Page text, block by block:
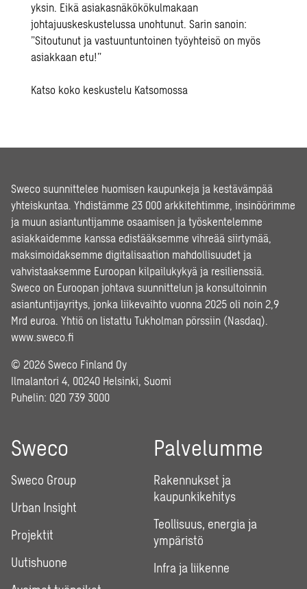
yksin. Eikä asiakasnäkökökulmakaan
johtajuuskeskustelussa unohtunut. Sarin sanoin:
”Sitoutunut ja vastuuntuntoinen työyhteisö on myös
asiakkaan etu!”
Katso koko keskustelu Katsomossa
Sweco suunnittelee huomisen kaupunkeja ja kestävämpää
yhteiskuntaa. Yhdistämme 23 000 arkkitehtimme, insinöörimme
ja muun asiantuntijamme osaamisen ja työskentelemme
asiakkaidemme kanssa edistääksemme vihreää siirtymää,
maksimoidaksemme digitalisaation mahdollisuudet ja
vahvistaaksemme Euroopan kilpailukykyä ja resilienssiä.
Sweco on Euroopan johtava suunnittelun ja konsultoinnin
asiantuntijayritys, jonka liikevaihto vuonna 2025 oli noin 2,9
Mrd euroa. Yhtiö on listattu Tukholman pörssiin (Nasdaq).
www.sweco.fi
© 2026 Sweco Finland Oy
Ilmalantori 4, 00240 Helsinki, Suomi
Puhelin: 020 739 3000
Sweco
Sweco Group
Urban Insight
Projektit
Uutishuone
Palvelumme
Rakennukset ja
kaupunkikehitys
Teollisuus, energia ja
ympäristö
Infra ja liikenne